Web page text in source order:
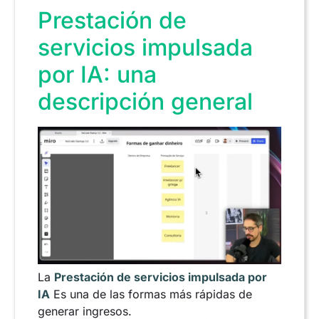
Prestación de
servicios impulsada
por IA: una
descripción general
La Prestación de servicios impulsada por
IA Es una de las formas más rápidas de
generar ingresos.